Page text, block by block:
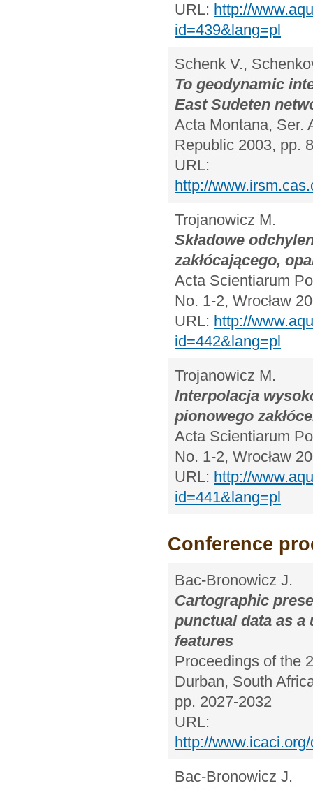
URL: http://
id=439&lang=pl
Schenk V.,
To geodynamic
East Sudeten
Acta Montana, Ser.
Republic 2003, pp.
URL:
http://
Trojanowicz M.
Składowe
zakłócającego,
Acta Scientiarum
No. 1-2, Wrocław
URL: http://
id=442&lang=pl
Trojanowicz M.
Interpolacja
pionowego
Acta Scientiarum
No. 1-2, Wrocław
URL: http://
id=441&lang=pl
Conference
Bac-Bronowicz J.
Cartographic
punctual data as
features
Proceedings of the
Durban, South
pp. 2027-2032
URL:
http://
Bac-Bronowicz J.